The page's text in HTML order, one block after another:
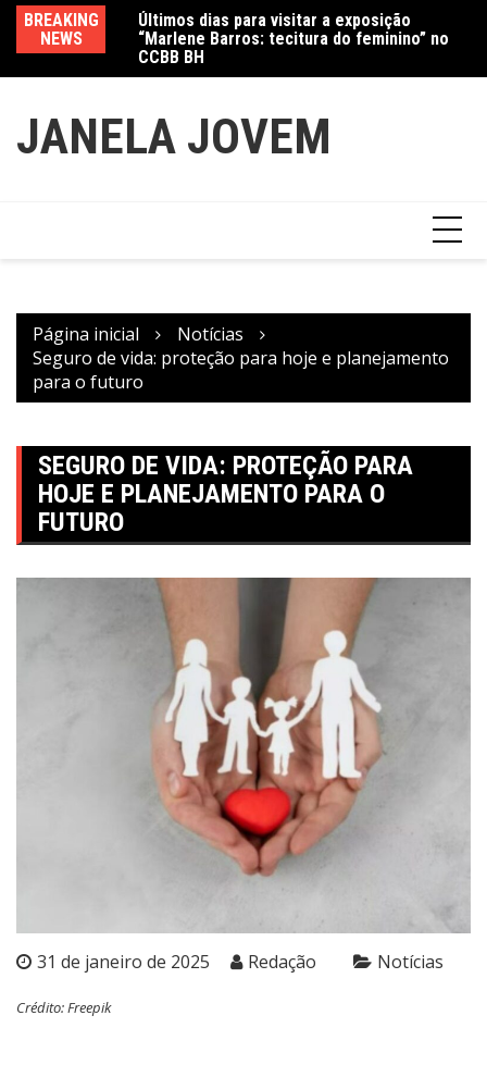
conteúdo
BREAKING
NEWS
Últimos dias para visitar a exposição
“Marlene Barros: tecitura do feminino” no
CCBB BH
Amanda Mangili transforma beleza e
inclusão em conexão real nas redes
JANELA JOVEM
Página inicial
Notícias
Seguro de vida: proteção para hoje e planejamento
para o futuro
SEGURO DE VIDA: PROTEÇÃO PARA
HOJE E PLANEJAMENTO PARA O
FUTURO
31 de janeiro de 2025 Redação Notícias
Crédito: Freepik